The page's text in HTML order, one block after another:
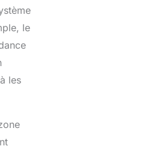
le
les